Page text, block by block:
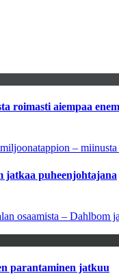
roimasti aiempaa
– miinusta
jatkaa puheenjohtajana
osaamista – Dahlbom
parantaminen jatkuu